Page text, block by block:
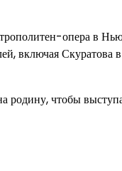
опера в
включая
родину, чтобы